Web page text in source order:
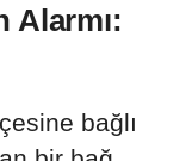
Alarmı:
bağlı